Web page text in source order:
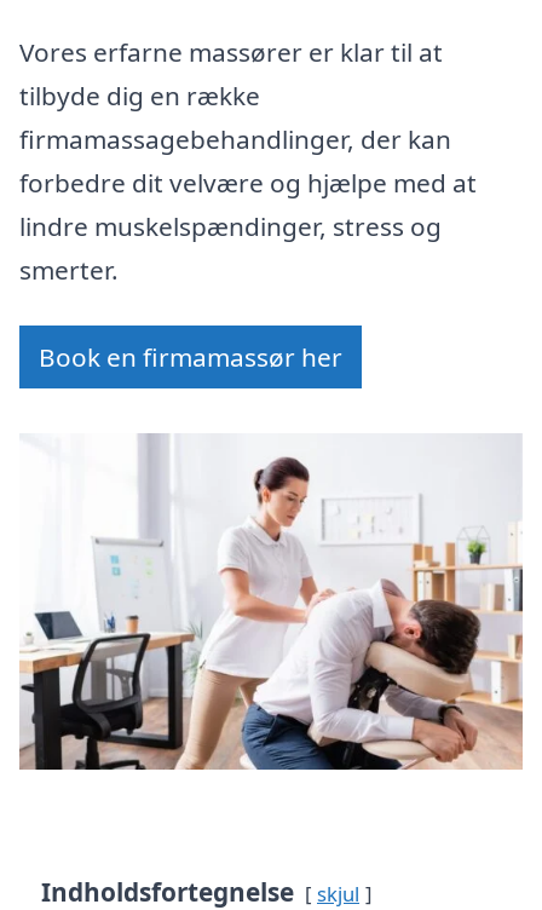
Vores erfarne massører er klar til at
tilbyde dig en række
firmamassagebehandlinger, der kan
forbedre dit velvære og hjælpe med at
lindre muskelspændinger, stress og
smerter.
Book en firmamassør her
Indholdsfortegnelse skjul